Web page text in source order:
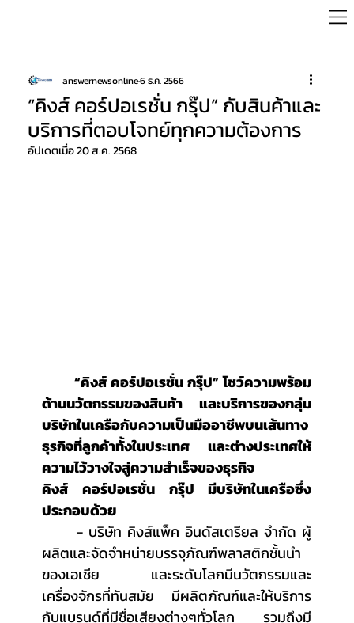
“คิงส์ คอร์ปอเรชั่น กรุ๊ป” กับสินค้าและ
บริการที่ตอบโจทย์ทุกความต้องการ
answernewsonline6 ธ.ค. 2566
อัปเดตเมื่อ20 ส.ค. 2568
	“คิงส์ คอร์ปอเรชั่น กรุ๊ป” โชว์ความพร้อม
ด้านนวัตกรรมของสินค้า และบริการของกลุ่ม
บริษัทในเครือกับความเป็นมืออาชีพบนเส้นทาง
ธุรกิจที่ลูกค้าทั้งในประเทศ และต่างประเทศให้
ความไว้วางใจสู่ความสำเร็จของธุรกิจ
คิงส์ คอร์ปอเรชั่น กรุ๊ป มีบริษัทในเครือซึ่ง
ประกอบด้วย
ผลิตและจัดจำหน่ายบรรจุภัณฑ์พลาสติกชั้นนำ
ของเอเชีย และระดับโลกมีนวัตกรรมและ
เครื่องจักรที่ทันสมัย มีผลิตภัณฑ์และให้บริการ
กับแบรนด์ที่มีชื่อเสียงต่างๆทั่วโลก รวมถึงมี